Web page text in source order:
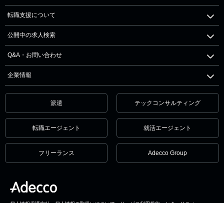
転職支援について
公開中の求人検索
Q&A・お問い合わせ
企業情報
派遣 テックコンサルティング
転職エージェント 就活エージェント
フリーランス Adecco Group